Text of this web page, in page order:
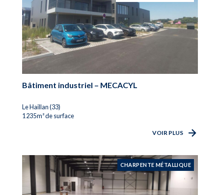
Bâtiment industriel – MECACYL
Le Haillan (33)
1 235 m² de surface
VOIR PLUS
CHARPENTE MÉTALLIQUE